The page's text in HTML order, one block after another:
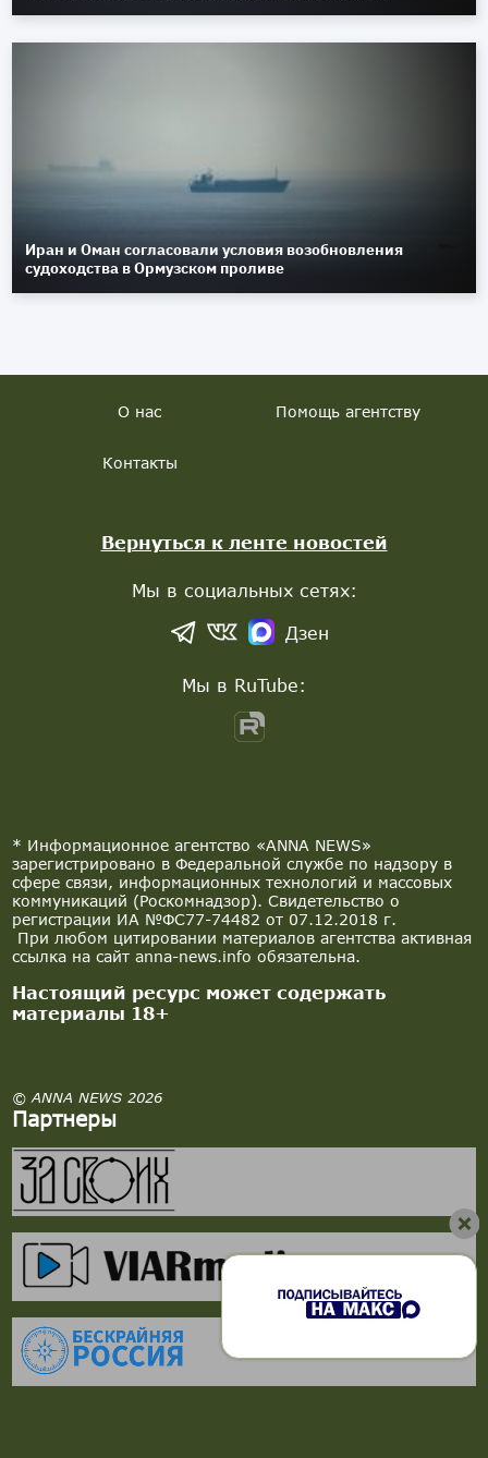
Иран и Оман согласовали условия возобновления
судоходства в Ормузском проливе
* Информационное агентство «ANNA NEWS»
зарегистрировано в Федеральной службе по надзору в
сфере связи, информационных технологий и массовых
коммуникаций (Роскомнадзор). Свидетельство о
регистрации ИА №ФС77-74482 от 07.12.2018 г.
При любом цитировании материалов агентства активная
ссылка на сайт anna-news.info обязательна.
Настоящий ресурс может содержать
материалы 18+
© ANNA NEWS 2026
Партнеры
О нас Помощь агентству
Контакты
Вернуться к ленте новостей
Мы в социальных сетях:
Дзен
Мы в RuTube: